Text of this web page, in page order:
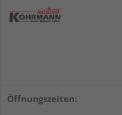
Öffnungszeiten: